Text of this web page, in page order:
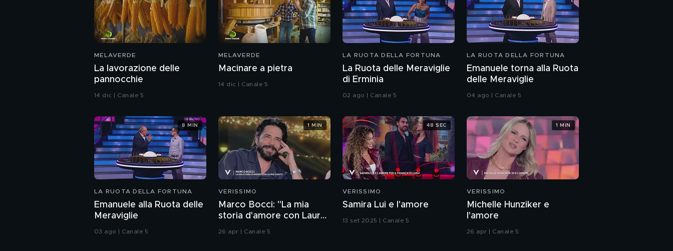
MELAVERDE
La lavorazione delle
pannocchie
14 dic | Canale 5
MELAVERDE
Macinare a pietra
14 dic | Canale 5
LA RUOTA DELLA FORTUNA
La Ruota delle Meraviglie
di Erminia
02 ago | Canale 5
LA RUOTA DELLA FORTUNA
Emanuele torna alla Ruota
delle Meraviglie
04 ago | Canale 5
LA RUOTA DELLA FORTUNA
Emanuele alla Ruota delle
Meraviglie
03 ago | Canale 5
8 MIN
VERISSIMO
Marco Bocci: "La mia
storia d'amore con Laura
Chiatti"
26 apr | Canale 5
1 MIN
VERISSIMO
Samira Lui e l'amore
13 set 2025 | Canale 5
48 SEC
VERISSIMO
Michelle Hunziker e
l'amore
26 apr | Canale 5
1 MIN